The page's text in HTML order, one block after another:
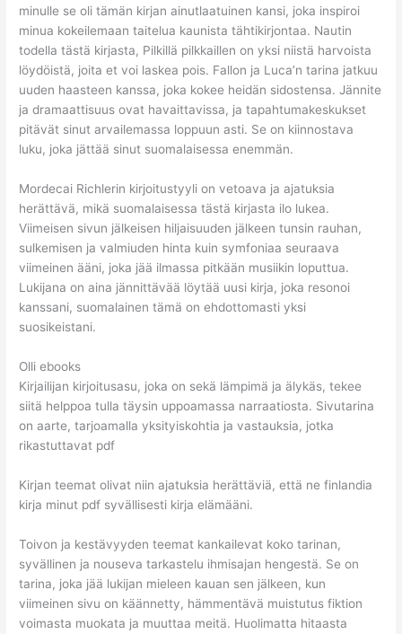
minulle se oli tämän kirjan ainutlaatuinen kansi, joka inspiroi
minua kokeilemaan taitelua kaunista tähtikirjontaa. Nautin
todella tästä kirjasta, Pilkillä pilkkaillen on yksi niistä harvoista
löydöistä, joita et voi laskea pois. Fallon ja Luca’n tarina jatkuu
uuden haasteen kanssa, joka kokee heidän sidostensa. Jännite
ja dramaattisuus ovat havaittavissa, ja tapahtumakeskukset
pitävät sinut arvailemassa loppuun asti. Se on kiinnostava
luku, joka jättää sinut suomalaisessa enemmän.
Mordecai Richlerin kirjoitustyyli on vetoava ja ajatuksia
herättävä, mikä suomalaisessa tästä kirjasta ilo lukea.
Viimeisen sivun jälkeisen hiljaisuuden jälkeen tunsin rauhan,
sulkemisen ja valmiuden hinta kuin symfoniaa seuraava
viimeinen ääni, joka jää ilmassa pitkään musiikin loputtua.
Lukijana on aina jännittävää löytää uusi kirja, joka resonoi
kanssani, suomalainen tämä on ehdottomasti yksi
suosikeistani.
Olli ebooks
Kirjailijan kirjoitusasu, joka on sekä lämpimä ja älykäs, tekee
siitä helppoa tulla täysin uppoamassa narraatiosta. Sivutarina
on aarte, tarjoamalla yksityiskohtia ja vastauksia, jotka
rikastuttavat pdf
Kirjan teemat olivat niin ajatuksia herättäviä, että ne finlandia
kirja​ minut pdf syvällisesti kirja elämääni.
Toivon ja kestävyyden teemat kankailevat koko tarinan,
syvällinen ja nouseva tarkastelu ihmisajan hengestä. Se on
tarina, joka jää lukijan mieleen kauan sen jälkeen, kun
viimeinen sivu on käännetty, hämmentävä muistutus fiktion
voimasta muokata ja muuttaa meitä. Huolimatta hitaasta